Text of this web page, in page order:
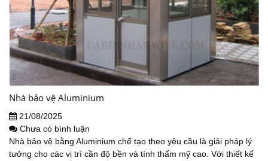
Nhà bảo vệ Aluminium
21/08/2025
Chưa có bình luận
Nhà bảo vệ bằng Aluminium chế tạo theo yêu cầu là giải pháp lý
tưởng cho các vị trí cần độ bền và tính thẩm mỹ cao. Với thiết kế